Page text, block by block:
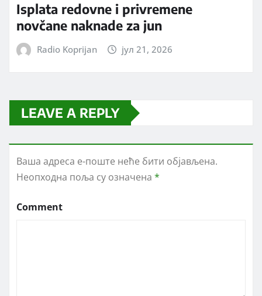
Isplata redovne i privremene
novčane naknade za jun
Radio Koprijan јул 21, 2026
LEAVE A REPLY
Ваша адреса е-поште неће бити објављена.
Неопходна поља су означена *
Comment